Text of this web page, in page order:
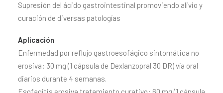
NOVEDADES
SEGURIDAD Y RESPALDO
TRABAJAR EN MEGALABS
CONTACTO
SEARCH
Supresión del ácido gastrointestinal promoviendo alivio y
curación de diversas patologías
Aplicación
Enfermedad por reflujo gastroesofágico sintomática no
erosiva: 30 mg (1 cápsula de Dexlanzopral 30 DR) vía oral
diarios durante 4 semanas.